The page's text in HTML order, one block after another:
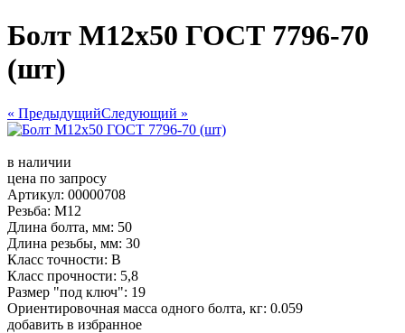
Болт М12х50 ГОСТ 7796-70
(шт)
« ПредыдущийСледующий »
в наличии
цена по запросу
Артикул: 00000708
Резьба: М12
Длина болта, мм: 50
Длина резьбы, мм: 30
Класс точности: B
Класс прочности: 5,8
Размер "под ключ": 19
Ориентировочная масса одного болта, кг: 0.059
добавить в избранное